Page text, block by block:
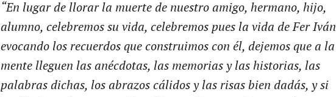
“En lugar de llorar la muerte de nuestro amigo, hermano, hijo,
alumno, celebremos su vida, celebremos pues la vida de Fer Iván
evocando los recuerdos que construimos con él, dejemos que a la
mente lleguen las anécdotas, las memorias y las historias, las
palabras dichas, los abrazos cálidos y las risas bien dadás, y si